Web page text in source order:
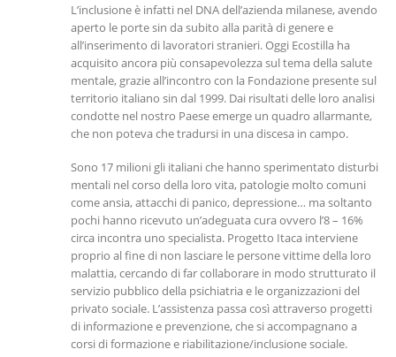
L’inclusione è infatti nel DNA dell’azienda milanese, avendo
aperto le porte sin da subito alla parità di genere e
all’inserimento di lavoratori stranieri. Oggi Ecostilla ha
acquisito ancora più consapevolezza sul tema della salute
mentale, grazie all’incontro con la Fondazione presente sul
territorio italiano sin dal 1999. Dai risultati delle loro analisi
condotte nel nostro Paese emerge un quadro allarmante,
che non poteva che tradursi in una discesa in campo.
Sono 17 milioni gli italiani che hanno sperimentato disturbi
mentali nel corso della loro vita, patologie molto comuni
come ansia, attacchi di panico, depressione… ma soltanto
pochi hanno ricevuto un’adeguata cura ovvero l’8 – 16%
circa incontra uno specialista. Progetto Itaca interviene
proprio al fine di non lasciare le persone vittime della loro
malattia, cercando di far collaborare in modo strutturato il
servizio pubblico della psichiatria e le organizzazioni del
privato sociale. L’assistenza passa così attraverso progetti
di informazione e prevenzione, che si accompagnano a
corsi di formazione e riabilitazione/inclusione sociale.